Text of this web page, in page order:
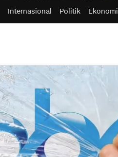
Internasional Politik Ekonomi